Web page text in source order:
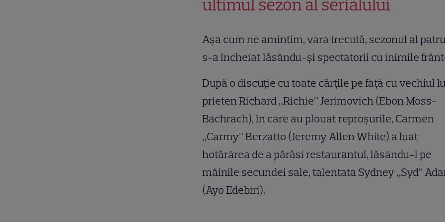
ultimul sezon al serialului
Așa cum ne amintim, vara trecută, sezonul al
s-a încheiat lăsându-și spectatorii cu inimile
După o discuție cu toate cărțile pe față cu vechiul
prieten Richard „Richie” Jerimovich (Ebon Moss-
Bachrach), în care au plouat reproșurile, Carmen
„Carmy” Berzatto (Jeremy Allen White) a luat
hotărârea de a părăsi restaurantul, lăsându-l pe
mâinile secundei sale, talentata Sydney „Syd”
(Ayo Edebiri).